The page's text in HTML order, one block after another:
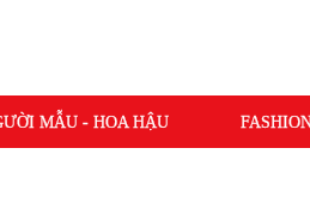
MẪU - HOA HẬU